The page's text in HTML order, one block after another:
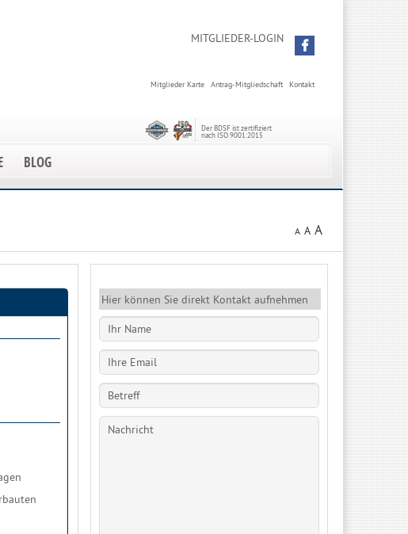
MITGLIEDER-LOGIN
Kontakt
Antrag-Mitgliedschaft
Mitglieder Karte
Der BDSF ist zertifiziert
nach ISO 9001:2015
BLOG
A A A
Hier können Sie direkt Kontakt aufnehmen